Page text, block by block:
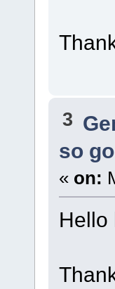
3
so
« on:
Hello